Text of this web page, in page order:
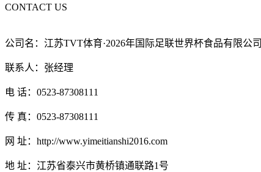
CONTACT US
公司名：江苏TVT体育·2026年国际足联世界杯食品有限公司
联系人：张经理
电 话：0523-87308111
传 真：0523-87308111
网 址：http://www.yimeitianshi2016.com
地 址：江苏省泰兴市黄桥镇通联路1号